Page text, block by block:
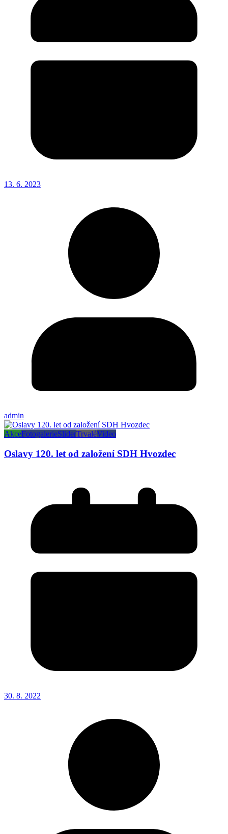
13. 6. 2023
admin
AkceFotogalerieSliderTrvaléVideo
Oslavy 120. let od založení SDH Hvozdec
30. 8. 2022